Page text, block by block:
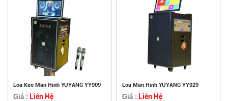
Loa Kéo Màn Hình YUYANG YY909
Giá : Liên Hệ
Loa Màn Hình YUYANG YY929
Giá : Liên Hệ